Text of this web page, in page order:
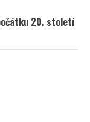
20. století